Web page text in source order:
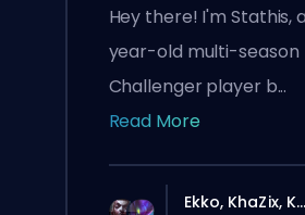
Hey there! I'm Stathis,
year-old multi-season
Challenger player b...
Read More
Ekko, KhaZix,